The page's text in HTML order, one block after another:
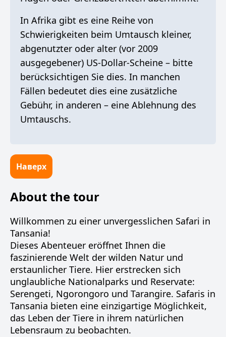
In Afrika gibt es eine Reihe von
Schwierigkeiten beim Umtausch kleiner,
abgenutzter oder alter (vor 2009
ausgegebener) US-Dollar-Scheine – bitte
berücksichtigen Sie dies. In manchen
Fällen bedeutet dies eine zusätzliche
Gebühr, in anderen – eine Ablehnung des
Umtauschs.
Наверх
About the tour
Willkommen zu einer unvergesslichen Safari in
Tansania!
Dieses Abenteuer eröffnet Ihnen die
faszinierende Welt der wilden Natur und
erstaunlicher Tiere. Hier erstrecken sich
unglaubliche Nationalparks und Reservate:
Serengeti, Ngorongoro und Tarangire. Safaris in
Tansania bieten eine einzigartige Möglichkeit,
das Leben der Tiere in ihrem natürlichen
Lebensraum zu beobachten.